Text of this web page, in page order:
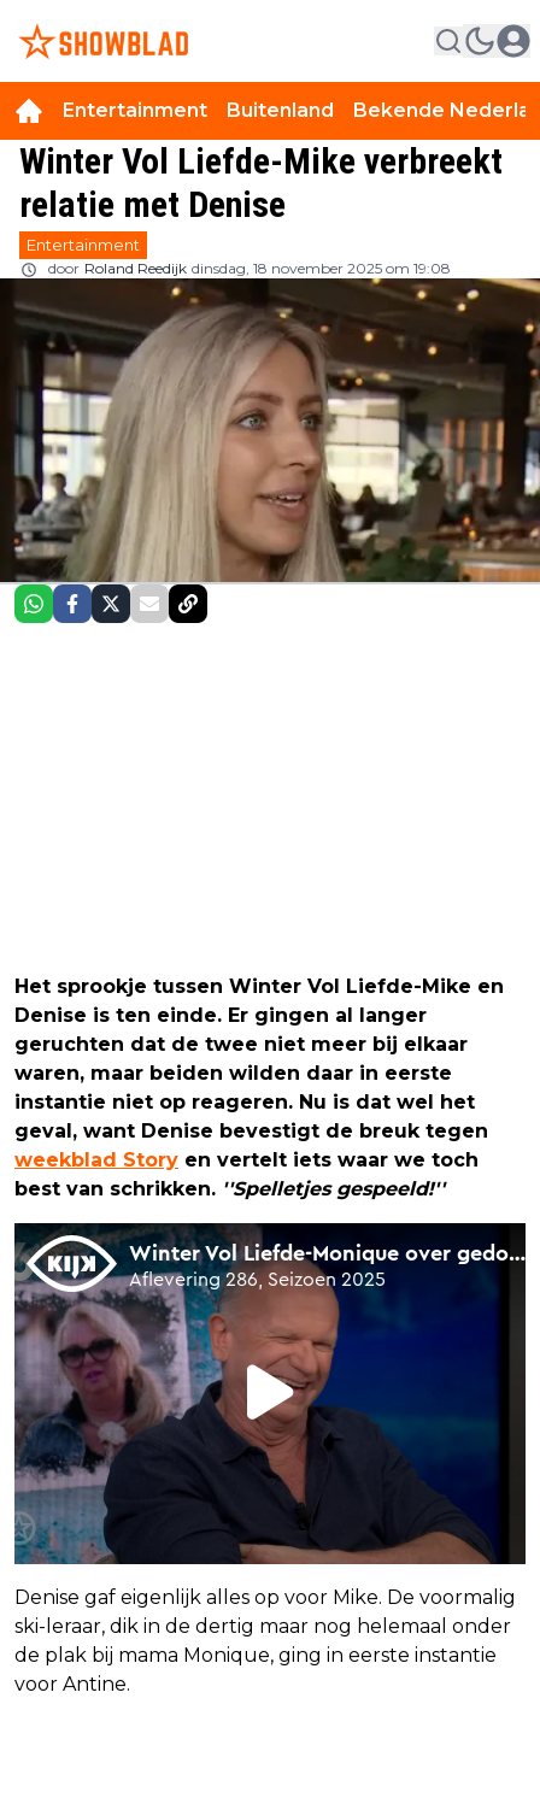
Entertainment Buitenland Bekende
Winter Vol Liefde-Mike verbreekt
relatie met Denise
Entertainment
door Roland Reedijk dinsdag, 18 november 2025 om 19:08
Het sprookje tussen Winter Vol Liefde-Mike en
Denise is ten einde. Er gingen al langer
geruchten dat de twee niet meer bij elkaar
waren, maar beiden wilden daar in eerste
instantie niet op reageren. Nu is dat wel het
geval, want Denise bevestigt de breuk tegen
weekblad Story en vertelt iets waar we toch
best van schrikken. ''Spelletjes gespeeld!''
Denise gaf eigenlijk alles op voor Mike. De voormalig
ski-leraar, dik in de dertig maar nog helemaal onder
de plak bij mama Monique, ging in eerste instantie
voor Antine.